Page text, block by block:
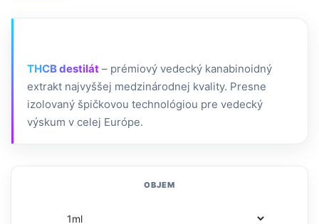
THCB destilát – prémiový vedecký kanabinoidný
extrakt najvyššej medzinárodnej kvality. Presne
izolovaný špičkovou technológiou pre vedecký
výskum v celej Európe.
OBJEM